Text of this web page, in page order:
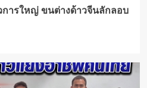
การใหญ่ ขนต่างด้าวจีนลักลอบ